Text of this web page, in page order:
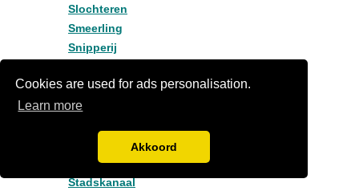
Cookies are used for ads personalisation.
Learn more
Akkoord
Slochteren
Smeerling
Snipperij
Spijk
Spijk (Groningen)
Spitsbergen
St Annen
Stadskanaal